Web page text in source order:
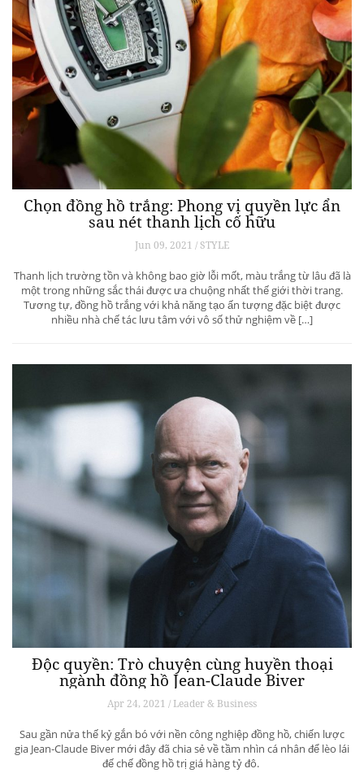
Chọn đồng hồ trắng: Phong vị quyền lực ẩn
sau nét thanh lịch cố hữu
Jun 09, 2021 / STYLE
Thanh lịch trường tồn và không bao giờ lỗi mốt, màu trắng từ lâu đã là
một trong những sắc thái được ưa chuộng nhất thế giới thời trang.
Tương tự, đồng hồ trắng với khả năng tạo ấn tượng đặc biệt được
nhiều nhà chế tác lưu tâm với vô số thử nghiệm về […]
Độc quyền: Trò chuyện cùng huyền thoại
ngành đồng hồ Jean-Claude Biver
Apr 24, 2021 / Leader & Business
Sau gần nửa thế kỷ gắn bó với nền công nghiệp đồng hồ, chiến lược
gia Jean-Claude Biver mới đây đã chia sẻ về tầm nhìn cá nhân để lèo lái
đế chế đồng hồ trị giá hàng tỷ đô.